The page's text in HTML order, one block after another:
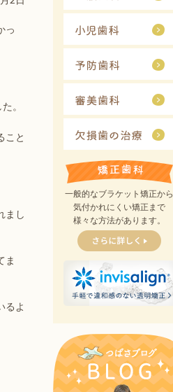
っ
。
こと
まし
ま
るよ
一般的なブラケット矯正から
気付かれにくい矯正まで
様々な方法があります。